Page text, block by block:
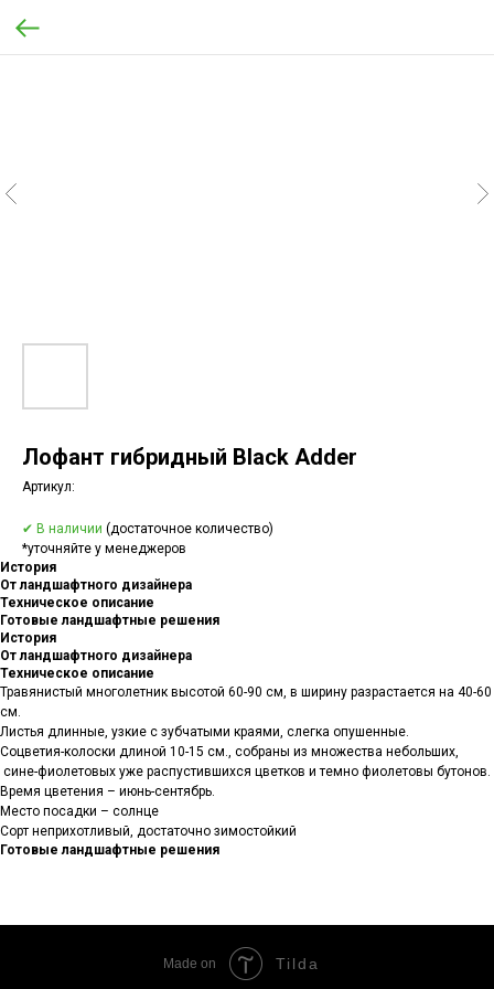
Лофант гибридный Black Adder
Артикул:
✔ В наличии (достаточное количество)
*уточняйте у менеджеров
История
От ландшафтного дизайнера
Техническое описание
Готовые ландшафтные решения
История
От ландшафтного дизайнера
Техническое описание
Травянистый многолетник высотой 60-90 см, в ширину разрастается на 40-60
см.
Листья длинные, узкие с зубчатыми краями, слегка опушенные.
Соцветия-колоски длиной 10-15 см., собраны из множества небольших,
сине-фиолетовых уже распустившихся цветков и темно фиолетовы бутонов.
Время цветения – июнь-сентябрь.
Место посадки – солнце
Сорт неприхотливый, достаточно зимостойкий
Готовые ландшафтные решения
Made on Tilda